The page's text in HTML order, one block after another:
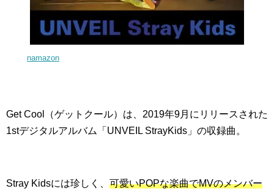
namazon
Get Cool（ゲットクール）は、2019年9月にリリースされた
1stデジタルアルバム「UNVEIL StrayKids」の収録曲。
Stray Kidsには珍しく、 可愛いPOPな楽曲でMVのメンバー